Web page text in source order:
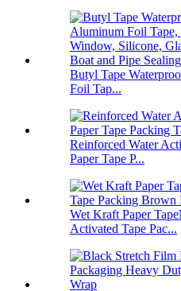
Butyl Tape
Foil Tap...
Reinforced Water
Paper Tape P...
Wet Kraft Paper
Activated Tape Pac...